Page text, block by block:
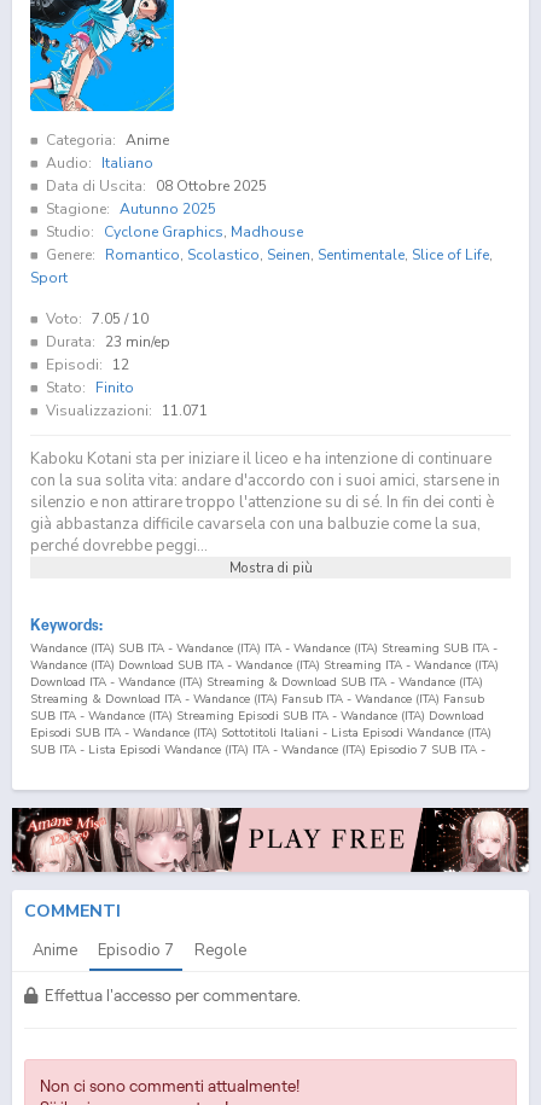
Categoria: Anime
Audio:
Italiano
Data di Uscita:
08 Ottobre 2025
Stagione: Autunno 2025
Studio:
Cyclone Graphics, Madhouse
Genere:
Romantico, Scolastico, Seinen, Sentimentale, Slice of Life,
Sport
Voto: 7.05 / 10
Durata:
23 min/ep
Episodi:
12
Stato:
Finito
Visualizzazioni:
11.071
Kaboku Kotani sta per iniziare il liceo e ha intenzione di continuare
con la sua solita vita: andare d'accordo con i suoi amici, starsene in
silenzio e non attirare troppo l'attenzione su di sé. In fin dei conti è
già abbastanza difficile cavarsela con una balbuzie come la sua,
perché dovrebbe peggi...
Mostra di più
Keywords:
Wandance (ITA) SUB ITA - Wandance (ITA) ITA - Wandance (ITA) Streaming SUB ITA -
Wandance (ITA) Download SUB ITA - Wandance (ITA) Streaming ITA - Wandance (ITA)
Download ITA - Wandance (ITA) Streaming & Download SUB ITA - Wandance (ITA)
Streaming & Download ITA - Wandance (ITA) Fansub ITA - Wandance (ITA) Fansub
SUB ITA - Wandance (ITA) Streaming Episodi SUB ITA - Wandance (ITA) Download
Episodi SUB ITA - Wandance (ITA) Sottotitoli Italiani - Lista Episodi Wandance (ITA)
SUB ITA - Lista Episodi Wandance (ITA) ITA - Wandance (ITA) Episodio 7 SUB ITA -
COMMENTI
Anime Episodio 7 Regole
Effettua l'accesso per commentare.
Non ci sono commenti attualmente!